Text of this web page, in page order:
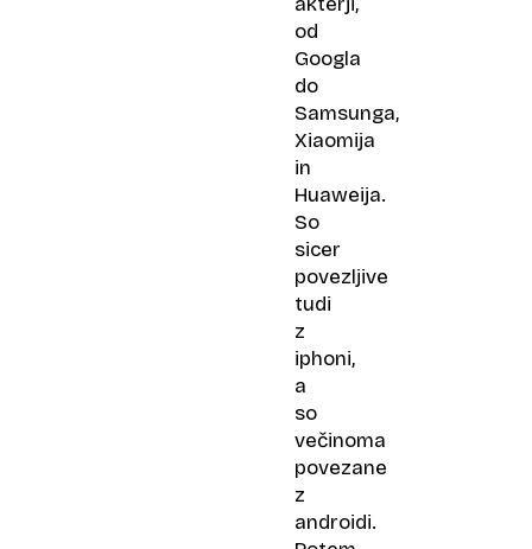
od
Googla
do
Samsunga,
Xiaomija
in
Huaweija.
So
sicer
povezljive
tudi
z
iphoni,
a
so
večinoma
povezane
z
androidi.